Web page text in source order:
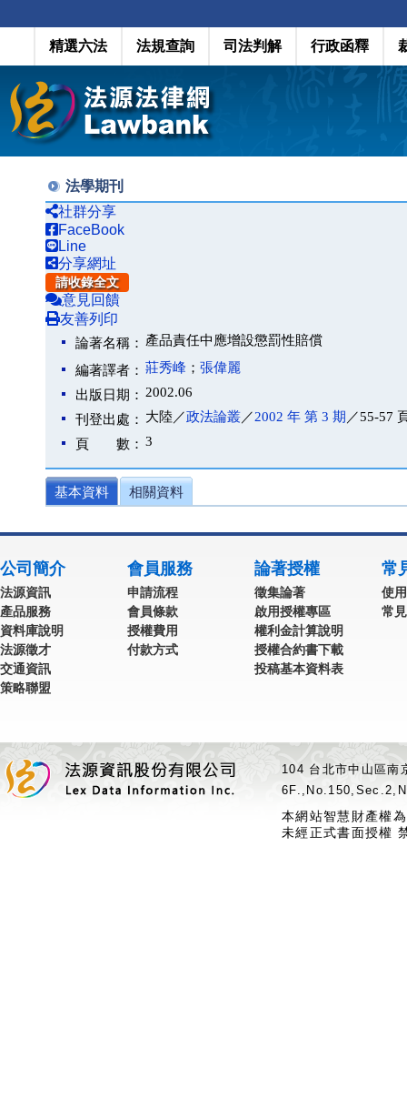
精選六法 法規查詢 司法判解 行政函釋
法學期刊
社群分享
FaceBook
Line
分享網址
請收錄全文
意見回饋
友善列印
論著名稱： 產品責任中應增設懲罰性賠償
編著譯者： 莊秀峰 ； 張偉麗
出版日期： 2002.06
刊登出處： 大陸／政法論叢／2002 年 第 3 期 ／55-57
頁 數： 3
基本資料 相關資料
公司簡介
法源資訊
產品服務
資料庫說明
法源徵才
交通資訊
策略聯盟
會員服務
申請流程
會員條款
授權費用
付款方式
論著授權
徵集論著
啟用授權專區
權利金計算說明
授權合約書下載
投稿基本資料表
常
使
常
104 台北市中山區
本網站智慧財產權
未經正式書面授權